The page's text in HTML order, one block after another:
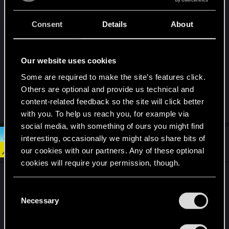
Consent Details About
Our website uses cookies
Some are required to make the site’s features click.
Others are optional and provide us technical and
content-related feedback so the site will click better
with you. To help us reach you, for example via
social media, with something of ours you might find
interesting, occasionally we might also share bits of
our cookies with our partners. Any of these optional
cookies will require your permission, though.
and tweak your preferences regarding them in the
Necessary
sprzedawać. Ja "do wyjaśnienia" zostawiam tylko
przedmioty z indywidualnymi nazwami, a i te dość
całej drużyny).
PS. Obok kosmicznego, można też zdobyć
zwykłego prosiaka.
Wroobelek Mentor
Mar 31, 2015
Ktoś się pytał o jakiś lepszy rapier -
Bezkresnych Ścieżek Od Nuy pod Warownią.